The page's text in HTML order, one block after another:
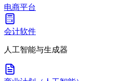
电商平台
会计软件
人工智能与生成器